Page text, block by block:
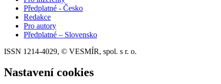
Předplatné - Česko
Redakce
Pro autory
Předplatné – Slovensko
ISSN 1214-4029, © VESMÍR, spol. s r. o.
Nastavení cookies